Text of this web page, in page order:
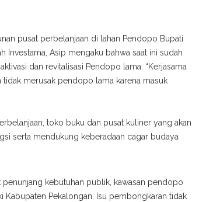
pusat perbelanjaan di lahan Pendopo Bupati
Investama, Asip mengaku bahwa saat ini sudah
dan revitalisasi Pendopo lama. “Kerjasama
tidak merusak pendopo lama karena masuk
toko buku dan pusat kuliner yang akan
serta mendukung keberadaan cagar budaya
penunjang kebutuhan publik, kawasan pendopo
Kabupaten Pekalongan. Isu pembongkaran tidak